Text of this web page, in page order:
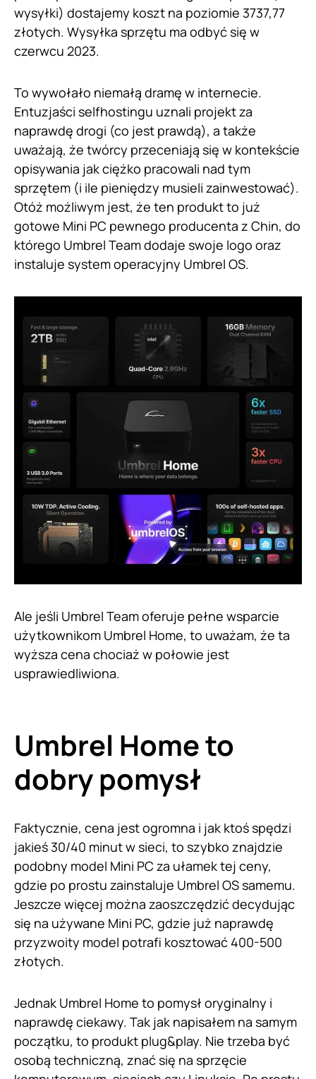
wysyłki) dostajemy koszt na poziomie 3737,77
złotych. Wysyłka sprzętu ma odbyć się w
czerwcu 2023.
To wywołało niemałą dramę w internecie.
Entuzjaści selfhostingu uznali projekt za
naprawdę drogi (co jest prawdą), a także
uważają, że twórcy przeceniają się w kontekście
opisywania jak ciężko pracowali nad tym
sprzętem (i ile pieniędzy musieli zainwestować).
Otóż możliwym jest, że ten produkt to już
gotowe Mini PC pewnego producenta z Chin, do
którego Umbrel Team dodaje swoje logo oraz
instaluje system operacyjny Umbrel OS.
Ale jeśli Umbrel Team oferuje pełne wsparcie
użytkownikom Umbrel Home, to uważam, że ta
wyższa cena chociaż w połowie jest
usprawiedliwiona.
Umbrel Home to
dobry pomysł
Faktycznie, cena jest ogromna i jak ktoś spędzi
jakieś 30/40 minut w sieci, to szybko znajdzie
podobny model Mini PC za ułamek tej ceny,
gdzie po prostu zainstaluje Umbrel OS samemu.
Jeszcze więcej można zaoszczędzić decydując
się na używane Mini PC, gdzie już naprawdę
przyzwoity model potrafi kosztować 400-500
złotych.
Jednak Umbrel Home to pomysł oryginalny i
naprawdę ciekawy. Tak jak napisałem na samym
początku, to produkt plug&play. Nie trzeba być
osobą techniczną, znać się na sprzęcie